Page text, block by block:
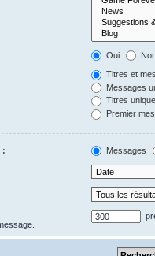
Oui
Titres et
Messages
Titres
Premier
: Messages